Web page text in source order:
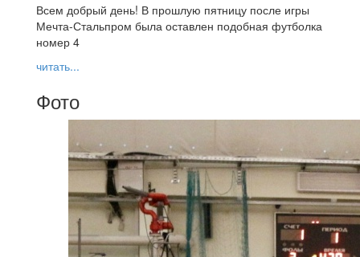
Всем добрый день! В прошлую пятницу после игры
Мечта-Стальпром была оставлен подобная футболка
номер 4
читать...
Фото